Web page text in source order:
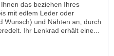
das beziehen Ihres
mit edlem Leder oder
Wunsch) und Nähten an, durch
Ihr Lenkrad erhält eine...